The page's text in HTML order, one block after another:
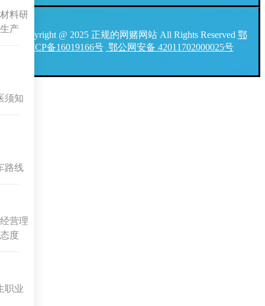
Copyright @ 2025 正规的网赌网站 All Rights Reserved 鄂
ICP备16019166号 鄂公网安备 42011702000025号
料研
产
须知
路线
营理
度
职业